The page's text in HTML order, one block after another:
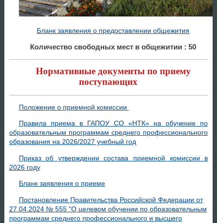
Бланк заявления о предоставлении общежития
Количество свободных мест в общежитии : 50
Нормативные документы по приему
поступающих
Положение о приемной комиссии
Правила приема в ГАПОУ СО «НТК» на обучение по
образовательным программам среднего профессионального
образования на 2026/2027 учебный год
Приказ об утверждении состава приемной комиссии в
2026 году
Бланк заявления о приеме
Постановление Правительства Российской Федерации от
27.04.2024 № 555 "О целевом обучении по образовательным
программам среднего профессионального и высшего